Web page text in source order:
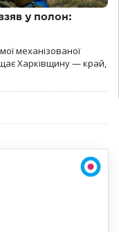
у полон:
механізованої
Харківщину — край,